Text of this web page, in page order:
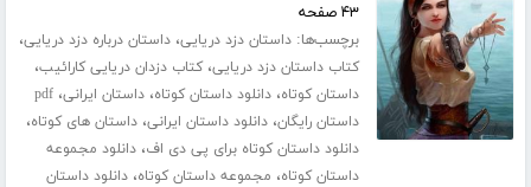
۴۳ صفحه
برچسب‌ها:داستان دزد دریایی،داستان درباره دزد دریایی،
کتاب داستان دزد دریایی،کتاب دزدان دریایی کارائیب،
داستان کوتاه،دانلود داستان کوتاه،داستان ایرانی،pdf
داستان رایگان،دانلود داستان ایرانی،داستان های کوتاه،
دانلود داستان کوتاه برای پی دی اف،دانلود مجموعه
داستان کوتاه، مجموعه داستان کوتاه،دانلود داستان